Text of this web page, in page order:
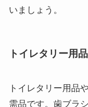
いましょう。
トイレタリー用
トイレタリー用品
需品です。歯ブラ